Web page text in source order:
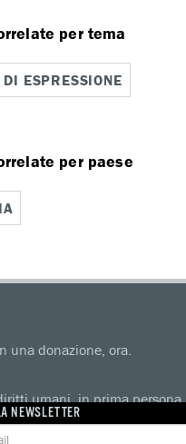
per tema
ESPRESSIONE
per paese
NEWSLETTER
una donazione, ora.
umani, in prima persona.
DIRITTI UMANI